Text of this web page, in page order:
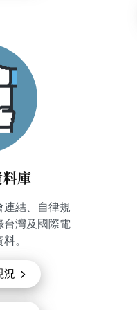
庫
結、自律規
台灣及國際電
。
況